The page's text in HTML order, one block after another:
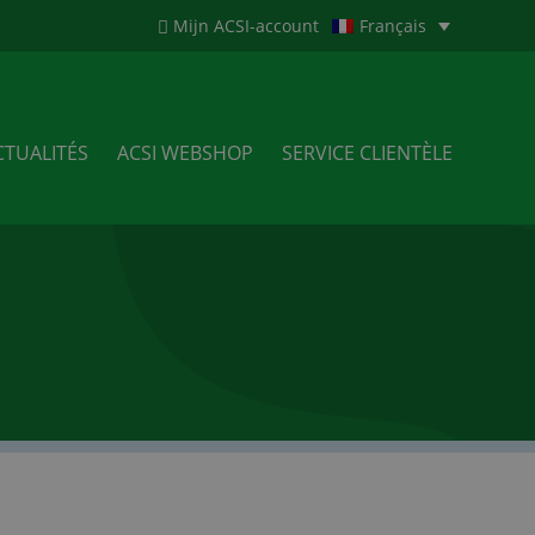
Mijn ACSI-account Français
ACSI WEBSHOP SERVICE CLIENTÈLE